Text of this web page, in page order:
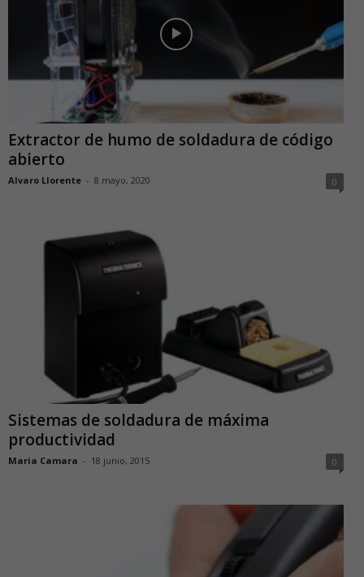
Extractor de humo de soldadura de código
abierto
Alvaro Llorente - 8 mayo, 2020 0
Sistemas de soldadura de máxima
productividad
Maria Camara - 18 junio, 2015 0